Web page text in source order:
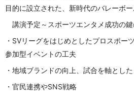
目的に設立された、新時代のバレーボー
講演予定～スポーツエンタメ成功の鍵
・SVリーグをはじめとしたプロスポー
参加型イベントの工夫
・地域ブランドの向上、試合を軸とし
・官民連携やSNS戦略